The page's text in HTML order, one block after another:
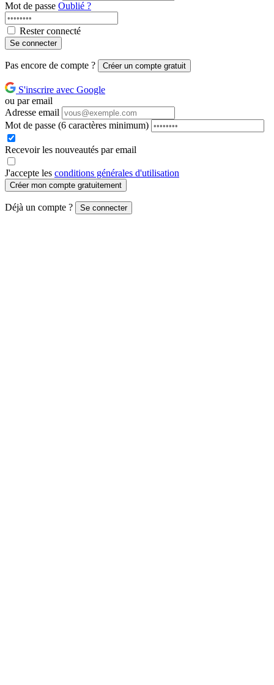
Mot de passe Oublié ?
Rester connecté
Se connecter
Pas encore de compte ? Créer un compte gratuit
S'inscrire avec Google
ou par email
Adresse email
Mot de passe (6 caractères minimum)
Recevoir les nouveautés par email
J'accepte les conditions générales d'utilisation
Créer mon compte gratuitement
Déjà un compte ? Se connecter